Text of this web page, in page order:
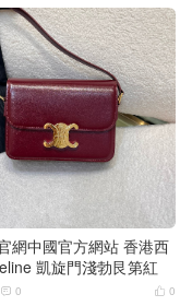
網中國官方網站 香港西
凱旋門淺勃艮第紅
 0
 0